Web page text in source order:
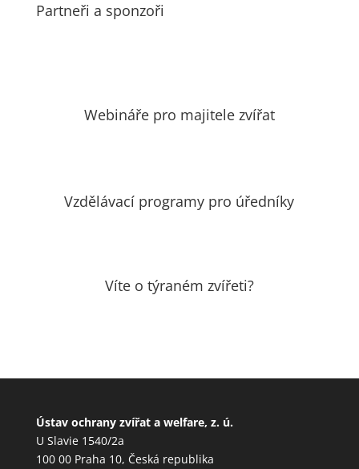
Partneři a sponzoři
Webináře pro majitele zvířat
Vzdělávací programy pro úředníky
Víte o týraném zvířeti?
Ústav ochrany zvířat a welfare, z. ú.
U Slavie 1540/2a
100 00 Praha 10, Česká republika